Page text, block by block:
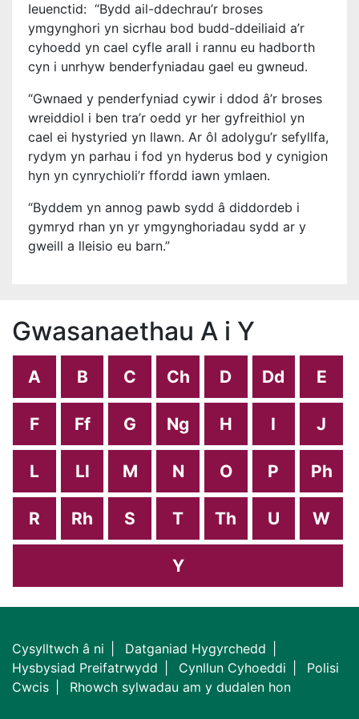
Ieuenctid: “Bydd ail-ddechrau’r broses
ymgynghori yn sicrhau bod budd-ddeiliaid a’r
cyhoedd yn cael cyfle arall i rannu eu hadborth
cyn i unrhyw benderfyniadau gael eu gwneud.
“Gwnaed y penderfyniad cywir i ddod â’r broses
wreiddiol i ben tra’r oedd yr her gyfreithiol yn
cael ei hystyried yn llawn. Ar ôl adolygu’r sefyllfa,
rydym yn parhau i fod yn hyderus bod y cynigion
hyn yn cynrychioli’r ffordd iawn ymlaen.
“Byddem yn annog pawb sydd â diddordeb i
gymryd rhan yn yr ymgynghoriadau sydd ar y
gweill a lleisio eu barn.”
Gwasanaethau A i Y
A B C Ch D Dd E
F Ff G Ng H I J
L Ll M N O P Ph
R Rh S T Th U W
Y
Cysylltwch â ni
Datganiad Hygyrchedd
Hysbysiad Preifatrwydd
Cynllun Cyhoeddi
Polisi
Cwcis
Rhowch sylwadau am y dudalen hon